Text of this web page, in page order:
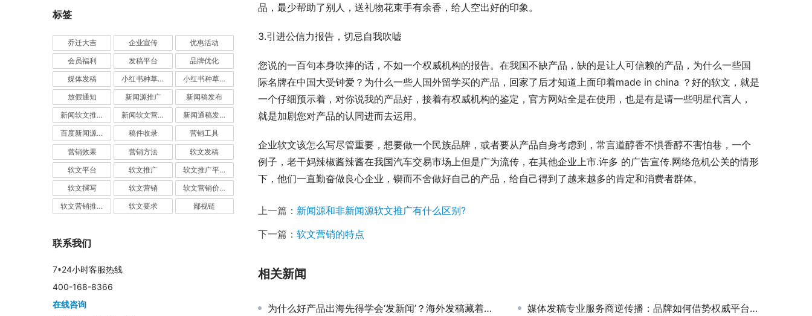
品，最少帮助了别人，送礼物花束手有余香，给人空出好的印象。
3.引进公信力报告，切忌自我吹嘘
您说的一百句本身吹捧的话，不如一个权威机构的报告。在我国不缺产品，缺的是让人可信赖的产品，为什么一些国
际名牌在中国大受钟爱？为什么一些人国外留学买的产品，回家了后才知道上面印着made in china ？好的软文，就是
一个仔细预示着，对你说我的产品好，接着有权威机构的鉴定，官方网站全是在使用，也是有是请一些明星代言人，
就是加剧您对产品的认同进而去运用。
企业软文该怎么写尽管重要，想要做一个民族品牌，或者要从产品自身考虑到，常言道醇香不惧香醇不害怕巷，一个
例子，老干妈辣椒酱辣酱在我国汽车交易市场上但是广为流传，在其他企业上市.许多 的广告宣传.网络危机公关的情形
下，他们一直勤奋做良心企业，锲而不舍做好自己的产品，给自己得到了越来越多的肯定和消费者群体。
上一篇： 新闻源和非新闻源软文推广有什么区别?
下一篇： 软文营销的特点
相关新闻
为什么好产品出海先得学会‘发新闻’？海外发稿藏着哪些门道？ 媒体发稿专业服务商逆传播：品牌如何借势权威平台实现“信任跃迁”
标签
乔迁大吉 企业宣传 优惠活动
会员福利 发稿平台 品牌优化
媒体发稿 小红书种草推广 小红书种草营销
放假通知 新闻源推广 新闻稿发布
新闻软文推广发稿 新闻软文营销推广 新闻通稿发布推广
百度新闻源发布 稿件收录 营销工具
营销效果 营销方法 软文发稿
软文平台 软文推广 软文推广平台
软文撰写 软文营销 软文营销价值
软文营销推广 软文要求 鄙视链
联系我们
7*24小时客服热线
400-168-8366
在线咨询